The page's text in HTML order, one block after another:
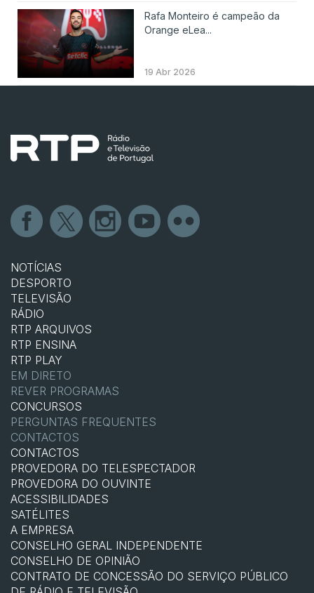
Rafa Monteiro é campeão da
Orange eLea...
19 Abr 2026
NOTÍCIAS
DESPORTO
TELEVISÃO
RÁDIO
RTP ARQUIVOS
RTP ENSINA
RTP PLAY
EM DIRETO
REVER PROGRAMAS
CONCURSOS
PERGUNTAS FREQUENTES
CONTACTOS
CONTACTOS
PROVEDORA DO TELESPECTADOR
PROVEDORA DO OUVINTE
ACESSIBILIDADES
SATÉLITES
A EMPRESA
CONSELHO GERAL INDEPENDENTE
CONSELHO DE OPINIÃO
CONTRATO DE CONCESSÃO DO SERVIÇO PÚBLICO